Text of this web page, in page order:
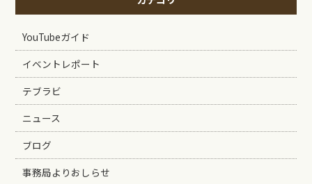
YouTubeガイド
イベントレポート
テブラビ
ニュース
ブログ
事務局よりおしらせ